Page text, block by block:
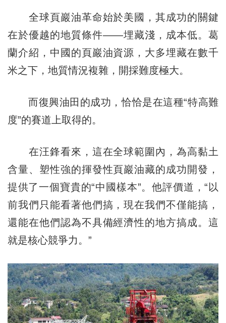
全球頁巖油革命始於美國，其成功的關鍵
在於優越的地質條件——埋藏淺，成本低。葛
蘭介紹，中國的頁巖油資源，大多埋藏在數千
米之下，地質情況複雜，開採難度極大。
而復興油田的成功，恰恰是在這種“特高難
度”的賽道上取得的。
在汪鋒看來，這在全球範圍內，為高黏土
含量、塑性強的揮發性頁巖油藏的成功開發，
提供了一個寶貴的“中國樣本”。他評價道，“以
前我們只能看著他們搞，現在我們不僅能搞，
還能在他們認為不具備經濟性的地方搞成。這
就是核心競爭力。”